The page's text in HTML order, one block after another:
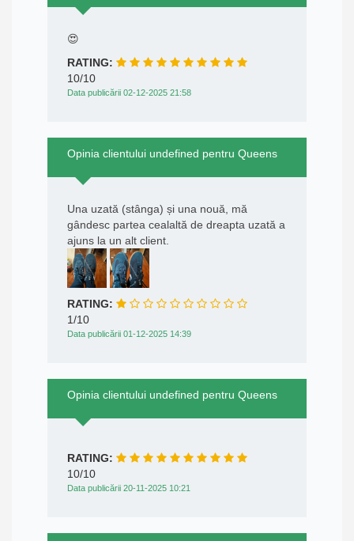
😍
RATING:
10/10
Data publicării 02-12-2025 21:58
Opinia clientului undefined pentru Queens
Una uzată (stânga) și una nouă, mă
gândesc partea cealaltă de dreapta uzată a
ajuns la un alt client.
RATING:
1/10
Data publicării 01-12-2025 14:39
Opinia clientului undefined pentru Queens
RATING:
10/10
Data publicării 20-11-2025 10:21